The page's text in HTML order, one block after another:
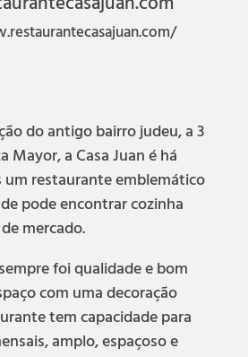
do antigo bairro judeu, a 3
Mayor, a Casa Juan é há
um restaurante emblemático
pode encontrar cozinha
mercado.
foi qualidade e bom
com uma decoração
tem capacidade para
amplo, espaçoso e